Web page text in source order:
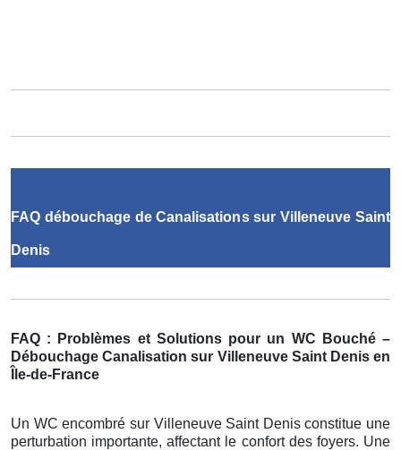
FAQ débouchage de Canalisations sur Villeneuve Saint
Denis
FAQ : Problèmes et Solutions pour un WC Bouché –
Débouchage Canalisation sur Villeneuve Saint Denis en
Île-de-France
Un WC encombré sur Villeneuve Saint Denis constitue une
perturbation importante, affectant le confort des foyers. Une